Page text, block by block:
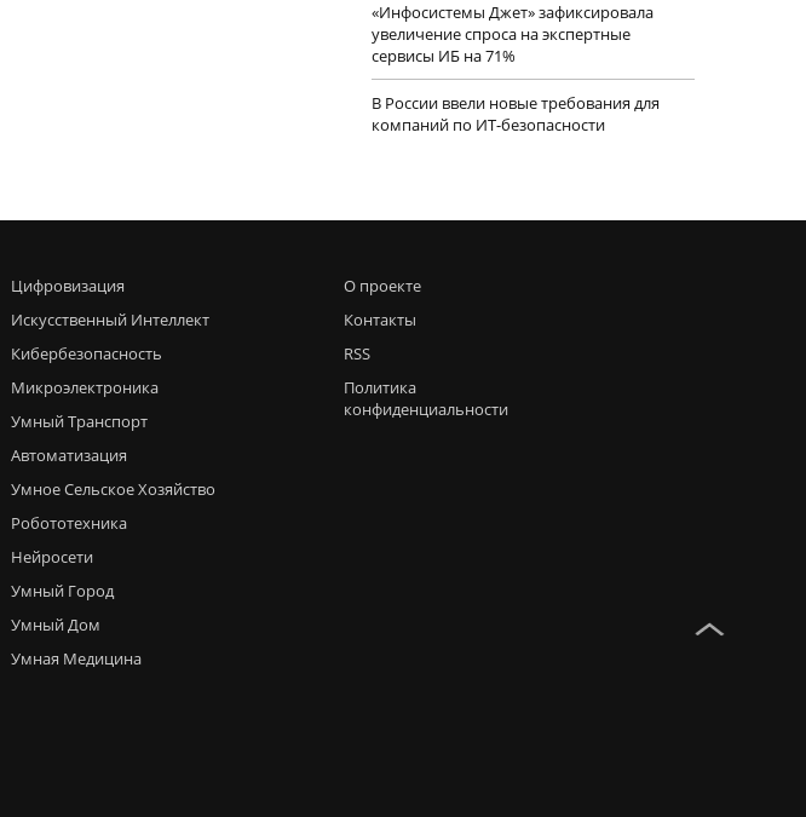
«Инфосистемы Джет» зафиксировала
увеличение спроса на экспертные
сервисы ИБ на 71%
В России ввели новые требования для
компаний по ИТ-безопасности
Цифровизация
Искусственный Интеллект
Кибербезопасность
Микроэлектроника
Умный Транспорт
Автоматизация
Умное Сельское Хозяйство
Робототехника
Нейросети
Умный Город
Умный Дом
Умная Медицина
О проекте
Контакты
RSS
Политика
конфиденциальности